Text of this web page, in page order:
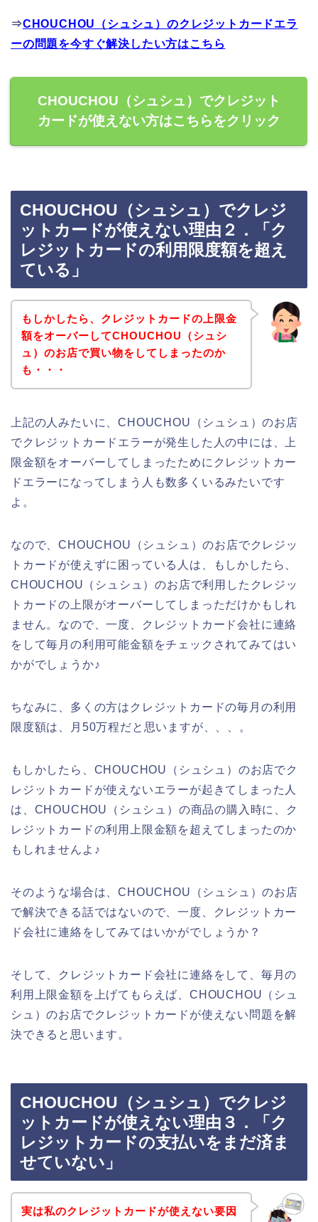
⇒CHOUCHOU（シュシュ）のクレジットカードエラ
ーの問題を今すぐ解決したい方はこちら
CHOUCHOU（シュシュ）でクレジット
カードが使えない方はこちらをクリック
CHOUCHOU（シュシュ）でクレジ
ットカードが使えない理由２．「ク
レジットカードの利用限度額を超え
ている」
もしかしたら、クレジットカードの上限金
額をオーバーしてCHOUCHOU（シュシ
ュ）のお店で買い物をしてしまったのか
も・・・
上記の人みたいに、CHOUCHOU（シュシュ）のお店
でクレジットカードエラーが発生した人の中には、上
限金額をオーバーしてしまったためにクレジットカー
ドエラーになってしまう人も数多くいるみたいです
よ。
なので、CHOUCHOU（シュシュ）のお店でクレジッ
トカードが使えずに困っている人は、もしかしたら、
CHOUCHOU（シュシュ）のお店で利用したクレジッ
トカードの上限がオーバーしてしまっただけかもしれ
ません。なので、一度、クレジットカード会社に連絡
をして毎月の利用可能金額をチェックされてみてはい
かがでしょうか♪
ちなみに、多くの方はクレジットカードの毎月の利用
限度額は、月50万程だと思いますが、、、。
もしかしたら、CHOUCHOU（シュシュ）のお店でク
レジットカードが使えないエラーが起きてしまった人
は、CHOUCHOU（シュシュ）の商品の購入時に、ク
レジットカードの利用上限金額を超えてしまったのか
もしれませんよ♪
そのような場合は、CHOUCHOU（シュシュ）のお店
で解決できる話ではないので、一度、クレジットカー
ド会社に連絡をしてみてはいかがでしょうか？
そして、クレジットカード会社に連絡をして、毎月の
利用上限金額を上げてもらえば、CHOUCHOU（シュ
シュ）のお店でクレジットカードが使えない問題を解
決できると思います。
CHOUCHOU（シュシュ）でクレジ
ットカードが使えない理由３．「ク
レジットカードの支払いをまだ済ま
せていない」
実は私のクレジットカードが使えない要因